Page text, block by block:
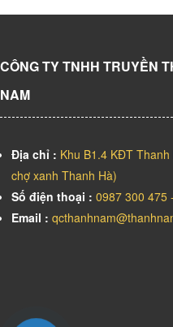
CÔNG TY TNHH TRUYỀN
NAM
Địa chỉ : Khu B1.4 KĐT
chợ xanh Thanh Hà)
Số điện thoại : 0987 300 475
Email :